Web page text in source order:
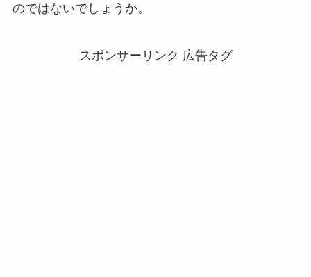
のではないでしょうか。
スポンサーリンク 広告タグ